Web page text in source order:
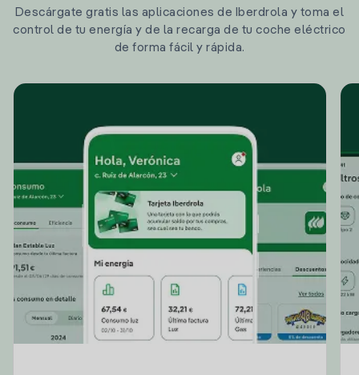
Descárgate gratis las aplicaciones de Iberdrola y toma el
control de tu energía y de la recarga de tu coche eléctrico
de forma fácil y rápida.